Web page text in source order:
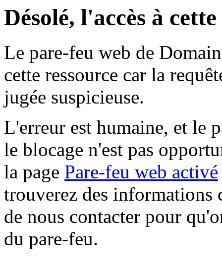
Désolé, l'accès à
Le pare-feu web de
cette ressource car la
jugée suspicieuse.
L'erreur est humaine, et le
le blocage n'est pas
la page Pare-feu web activé
trouverez des informations
de nous contacter pour
du pare-feu.